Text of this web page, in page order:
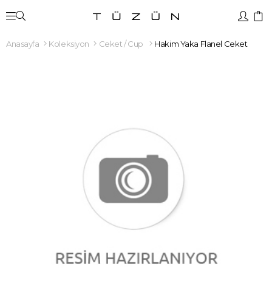
Anasayfa Koleksiyon Ceket / Cup Hakim Yaka Flanel Ceket